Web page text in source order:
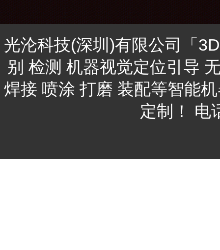
光沦科技(深圳)有限公司「
别 检测 机器视觉定位引导
焊接 喷涂 打磨 装配等智能
定制！ 电